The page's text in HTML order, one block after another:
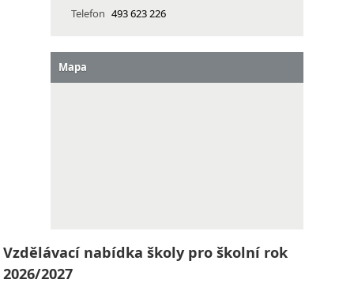
Telefon 493 623 226
Mapa
Vzdělávací nabídka školy pro školní rok
2026/2027